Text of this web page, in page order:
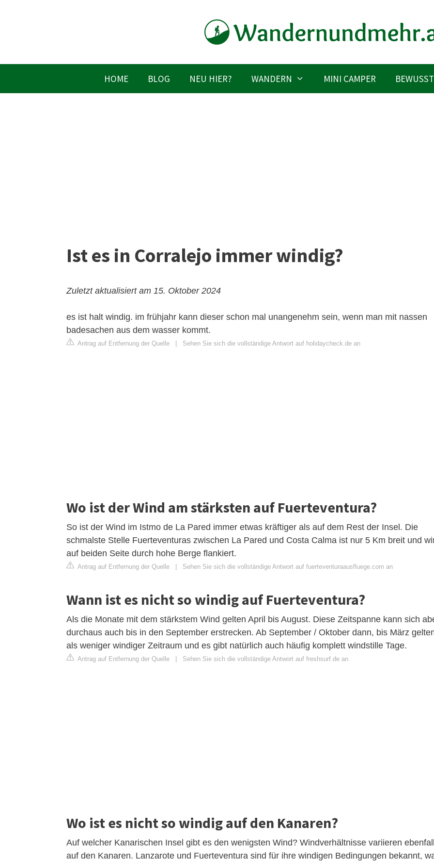
HOME BLOG NEU HIER? WANDERN MINI CAMPER
Ist es in Corralejo immer windig?
Zuletzt aktualisiert am 15. Oktober 2024
es ist halt windig. im frühjahr kann dieser schon mal unangenehm sein, wenn man mit nassen
badesachen aus dem wasser kommt.
Antrag auf Entfernung der Quelle Sehen Sie sich die vollständige Antwort auf holidaycheck.de an
Wo ist der Wind am stärksten auf Fuerteventura?
So ist der Wind im Istmo de La Pared immer etwas kräftiger als auf dem Rest der Insel. Die
schmalste Stelle Fuerteventuras zwischen La Pared und Costa Calma ist nur 5 Km breit und
auf beiden Seite durch hohe Berge flankiert.
Antrag auf Entfernung der Quelle Sehen Sie sich die vollständige Antwort auf fuerteventuraausfluege.com an
Wann ist es nicht so windig auf Fuerteventura?
Als die Monate mit dem stärkstem Wind gelten April bis August. Diese Zeitspanne kann sich
durchaus auch bis in den September erstrecken. Ab September / Oktober dann, bis März
als weniger windiger Zeitraum und es gibt natürlich auch häufig komplett windstille Tage.
Antrag auf Entfernung der Quelle Sehen Sie sich die vollständige Antwort auf freshsurf.de an
Wo ist es nicht so windig auf den Kanaren?
Auf welcher Kanarischen Insel gibt es den wenigsten Wind? Windverhältnisse variieren
auf den Kanaren. Lanzarote und Fuerteventura sind für ihre windigen Bedingungen bekannt,